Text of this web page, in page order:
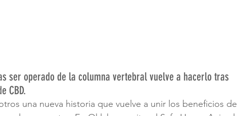
ser operado de la columna vertebral vuelve a hacerlo tras
CBD.
una nueva historia que vuelve a unir los beneficios del